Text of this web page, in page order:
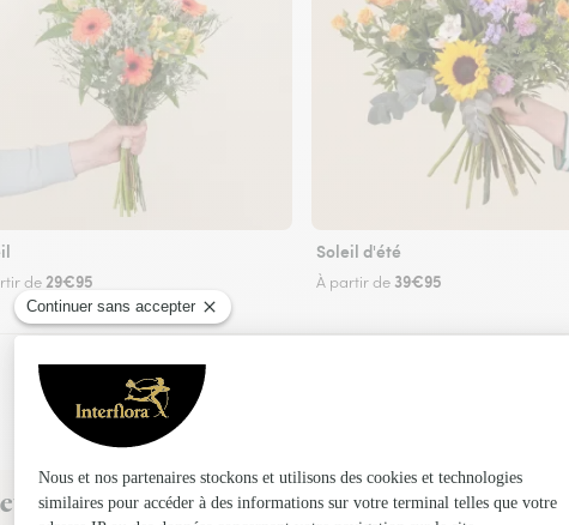
de 29€95
Soleil d'été
À partir de 39€95
Interflora à Campagne-lès-Boulonnais et